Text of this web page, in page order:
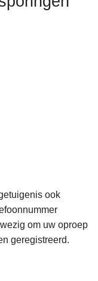
ook
om uw oproep
geregistreerd.